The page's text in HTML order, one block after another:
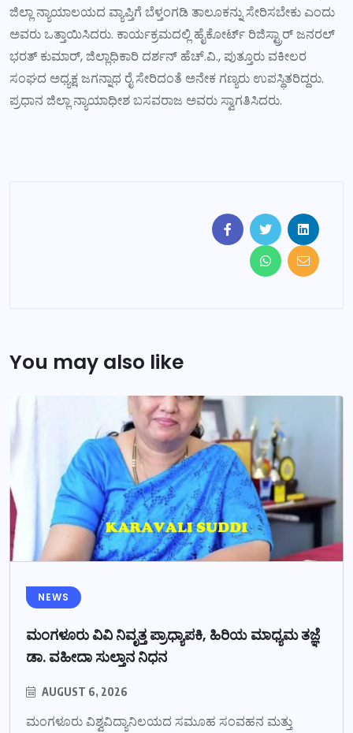
ಜಿಲ್ಲಾ ನ್ಯಾಯಾಲಯದ ವ್ಯಾಪ್ತಿಗೆ ಬೆಳ್ತಂಗಡಿ ತಾಲೂಕನ್ನು ಸೇರಿಸಬೇಕು ಎಂದು
ಅವರು ಒತ್ತಾಯಿಸಿದರು. ಕಾರ್ಯಕ್ರಮದಲ್ಲಿ ಹೈಕೋರ್ಟ್ ರಿಜಿಸ್ಟ್ರಾರ್ ಜನರಲ್
ಭರತ್ ಕುಮಾರ್, ಜಿಲ್ಲಾಧಿಕಾರಿ ದರ್ಶನ್ ಹೆಚ್.ವಿ., ಪುತ್ತೂರು ವಕೀಲರ
ಸಂಘದ ಅಧ್ಯಕ್ಷ ಜಗನ್ನಾಥ ರೈ ಸೇರಿದಂತೆ ಅನೇಕ ಗಣ್ಯರು ಉಪಸ್ಥಿತರಿದ್ದರು.
ಪ್ರಧಾನ ಜಿಲ್ಲಾ ನ್ಯಾಯಾಧೀಶ ಬಸವರಾಜ ಅವರು ಸ್ವಾಗತಿಸಿದರು.
You may also like
NEWS
ಮಂಗಳೂರು ವಿವಿ ನಿವೃತ್ತ ಪ್ರಾಧ್ಯಾಪಕಿ, ಹಿರಿಯ ಮಾಧ್ಯಮ ತಜ್ಞೆ
ಡಾ. ವಹೀದಾ ಸುಲ್ತಾನ ನಿಧನ
AUGUST 6, 2026
ಮಂಗಳೂರು ವಿಶ್ವವಿದ್ಯಾನಿಲಯದ ಸಮೂಹ ಸಂವಹನ ಮತ್ತು